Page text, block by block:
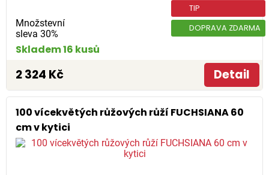
Množstevní
sleva 30%
TIP
DOPRAVA ZDARMA
Skladem 16 kusů
2 324 Kč Detail
100 vícekvětých růžových růží FUCHSIANA 60
cm v kytici